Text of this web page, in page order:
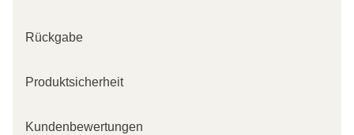
Rückgabe
Produktsicherheit
Kundenbewertungen